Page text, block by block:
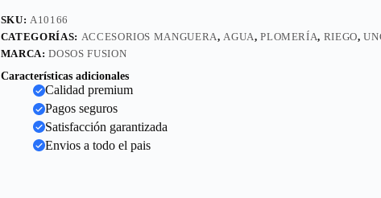
SKU:A10166
CATEGORÍAS: ACCESORIOS MANGUERA,AGUA,PLOMERÍA, RIEGO,
MARCA:DOSOS FUSION
Características adicionales
Calidad premium
Pagos seguros
Satisfacción garantizada
Envios a todo el pais